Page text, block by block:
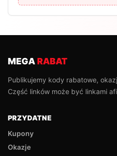
MEGARABAT
Publikujemy kody rabatowe,
Część linków może być linkami
PRZYDATNE
Kupony
Okazje